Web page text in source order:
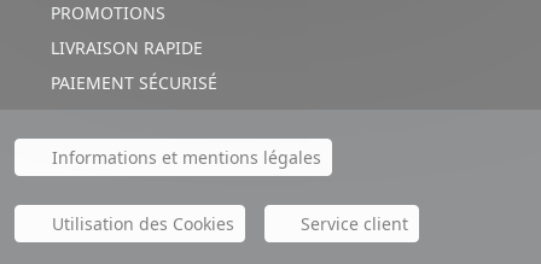
PROMOTIONS
LIVRAISON RAPIDE
PAIEMENT SÉCURISÉ
Informations et mentions légales
Utilisation des Cookies Service client